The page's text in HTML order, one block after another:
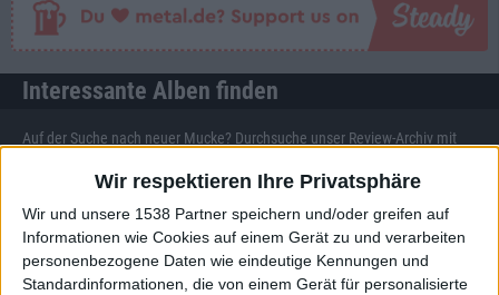
Wir respektieren Ihre Privatsphäre
Wir und unsere 1538 Partner speichern und/oder greifen auf
Informationen wie Cookies auf einem Gerät zu und verarbeiten
personenbezogene Daten wie eindeutige Kennungen und
Standardinformationen, die von einem Gerät für personalisierte
Interessante Alben finden
Auf der Suche nach neuer Mucke? Durchsuche unser Review-Archiv mit
Nach Wertung filtern▼︎
von